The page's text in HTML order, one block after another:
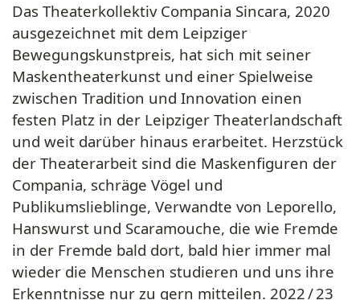
Das Theaterkollektiv Compania Sincara, 2020
ausgezeichnet mit dem Leipziger
Bewegungskunstpreis, hat sich mit seiner
Maskentheaterkunst und einer Spielweise
zwischen Tradition und Innovation einen
festen Platz in der Leipziger Theaterlandschaft
und weit darüber hinaus erarbeitet. Herzstück
der Theaterarbeit sind die Maskenfiguren der
Compania, schräge Vögel und
Publikumslieblinge, Verwandte von Leporello,
Hanswurst und Scaramouche, die wie Fremde
in der Fremde bald dort, bald hier immer mal
wieder die Menschen studieren und uns ihre
Erkenntnisse nur zu gern mitteilen. 2022 / 23